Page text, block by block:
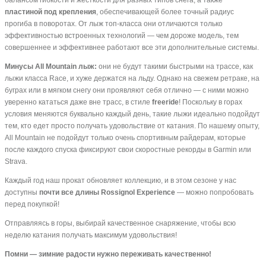
пластиной под крепления, обеспечивающей более точный радиус
прогиба в поворотах. От лыж топ-класса они отличаются только
эффективностью встроенных технологий — чем дороже модель, тем
совершеннее и эффективнее работают все эти дополнительные системы.
Минусы All Mountain лыж: они не будут такими быстрыми на трассе, как
лыжи класса Race, и хуже держатся на льду. Однако на свежем рeтраке, на
буграх или в мягком снегу они проявляют себя отлично — с ними можно
уверенно кататься даже вне трасс, в стиле freeride! Поскольку в горах
условия меняются буквально каждый день, такие лыжи идеально подойдут
тем, кто едет просто получать удовольствие от катания. По нашему опыту,
All Mountain не подойдут только очень спортивным райдерам, которые
после каждого спуска фиксируют свои скоростные рекорды в Garmin или
Strava.
Каждый год наш прокат обновляет коллекцию, и в этом сезоне у нас
доступны почти все длины Rossignol Experience — можно попробовать
перед покупкой!
Отправляясь в горы, выбирай качественное снаряжение, чтобы всю
неделю катания получать максимум удовольствия!
Помни — зимние радости нужно переживать качественно!